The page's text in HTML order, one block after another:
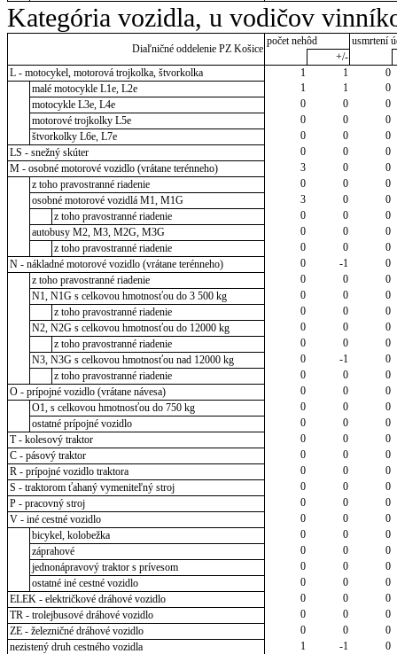
Kategória vozidla, u vodičov
Diaľničné oddelenie PZ Košice
počet nehôd
usmrtení
+/-
L - motocykel, motorová trojkolka, štvorkolka
1 1
0
malé motocykle L1e, L2e
1 1
0
motocykle L3e, L4e
0 0
0
motorové trojkolky L5e
0 0
0
štvorkolky L6e, L7e
0 0
0
LS - snežný skúter
0 0
0
M - osobné motorové vozidlo (vrátane terénneho)
3 0
0
z toho pravostranné riadenie
0 0
0
osobné motorové vozidlá M1, M1G
3 0
0
z toho pravostranné riadenie
0 0
0
autobusy M2, M3, M2G, M3G
0 0
0
z toho pravostranné riadenie
0 0
0
N - nákladné motorové vozidlo (vrátane terénneho)
0 -1
0
z toho pravostranné riadenie
0 0
0
N1, N1G s celkovou hmotnosťou do 3 500 kg
0 0
0
z toho pravostranné riadenie
0 0
0
N2, N2G s celkovou hmotnosťou do 12000 kg
0 0
0
z toho pravostranné riadenie
0 0
0
N3, N3G s celkovou hmotnosťou nad 12000 kg
0 -1
0
z toho pravostranné riadenie
0 0
0
O - prípojné vozidlo (vrátane návesa)
0 0
0
O1, s celkovou hmotnosťou do 750 kg
0 0
0
ostatné prípojné vozidlo
0 0
0
T - kolesový traktor
0 0
0
C - pásový traktor
0 0
0
R - prípojné vozidlo traktora
0 0
0
S - traktorom ťahaný vymeniteľný stroj
0 0
0
P - pracovný stroj
0 0
0
V - iné cestné vozidlo
0 0
0
bicykel, kolobežka
0 0
0
záprahové
0 0
0
jednonápravový traktor s prívesom
0 0
0
ostatné iné cestné vozidlo
0 0
0
ELEK - električkové dráhové vozidlo
0 0
0
TR - trolejbusové dráhové vozidlo
0 0
0
ZE - železničné dráhové vozidlo
0 0
0
nezistený druh cestného vozidla
1 -1
0